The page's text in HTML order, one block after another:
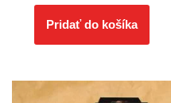
Pridať do košíka